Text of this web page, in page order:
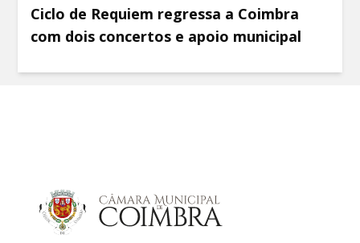
Ciclo de Requiem regressa a Coimbra
com dois concertos e apoio municipal